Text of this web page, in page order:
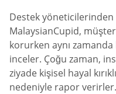
Destek yöneticilerinden
MalaysianCupid,
korurken aynı
inceler. Çoğu zaman,
ziyade kişisel hayal
nedeniyle rapor verirler.